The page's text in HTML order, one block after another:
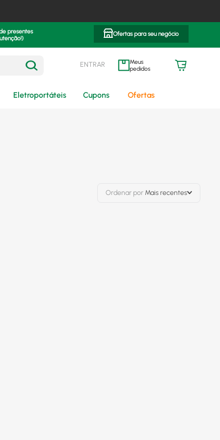
presentes
Ofertas para seu negócio
ENTRAR meus pedidos
Eletroportáteis Cupons Ofertas
Ordenar por Mais recentes